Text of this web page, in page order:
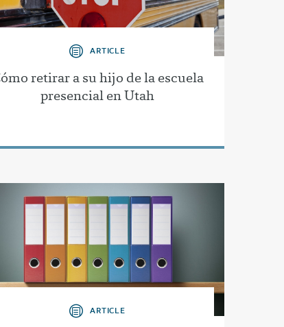
ARTICLE
retirar a su hijo de la escuela
presencial en Utah
ARTICLE